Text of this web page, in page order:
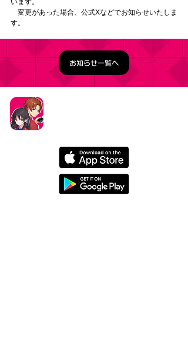
います。
変更があった場合、公式Xなどでお知らせいたしま
す。
お知らせ一覧へ